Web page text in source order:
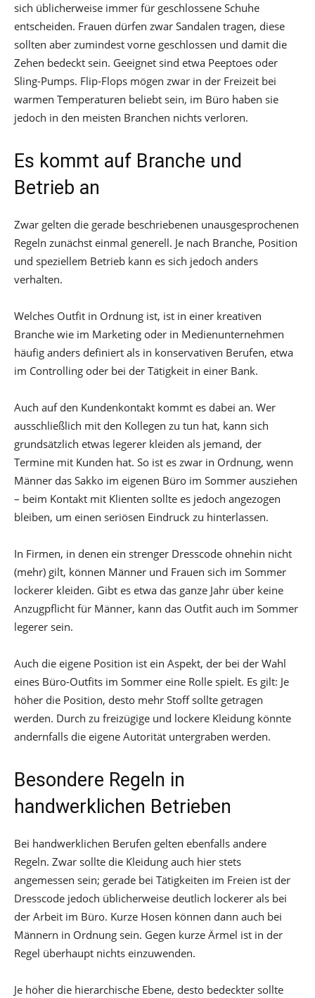
sich üblicherweise immer für geschlossene Schuhe
entscheiden. Frauen dürfen zwar Sandalen tragen, diese
sollten aber zumindest vorne geschlossen und damit die
Zehen bedeckt sein. Geeignet sind etwa Peeptoes oder
Sling-Pumps. Flip-Flops mögen zwar in der Freizeit bei
warmen Temperaturen beliebt sein, im Büro haben sie
jedoch in den meisten Branchen nichts verloren.
Es kommt auf Branche und
Betrieb an
Zwar gelten die gerade beschriebenen unausgesprochenen
Regeln zunächst einmal generell. Je nach Branche, Position
und speziellem Betrieb kann es sich jedoch anders
verhalten.
Welches Outfit in Ordnung ist, ist in einer kreativen
Branche wie im Marketing oder in Medienunternehmen
häufig anders definiert als in konservativen Berufen, etwa
im Controlling oder bei der Tätigkeit in einer Bank.
Auch auf den Kundenkontakt kommt es dabei an. Wer
ausschließlich mit den Kollegen zu tun hat, kann sich
grundsätzlich etwas legerer kleiden als jemand, der
Termine mit Kunden hat. So ist es zwar in Ordnung, wenn
Männer das Sakko im eigenen Büro im Sommer ausziehen
– beim Kontakt mit Klienten sollte es jedoch angezogen
bleiben, um einen seriösen Eindruck zu hinterlassen.
In Firmen, in denen ein strenger Dresscode ohnehin nicht
(mehr) gilt, können Männer und Frauen sich im Sommer
lockerer kleiden. Gibt es etwa das ganze Jahr über keine
Anzugpflicht für Männer, kann das Outfit auch im Sommer
legerer sein.
Auch die eigene Position ist ein Aspekt, der bei der Wahl
eines Büro-Outfits im Sommer eine Rolle spielt. Es gilt: Je
höher die Position, desto mehr Stoff sollte getragen
werden. Durch zu freizügige und lockere Kleidung könnte
andernfalls die eigene Autorität untergraben werden.
Besondere Regeln in
handwerklichen Betrieben
Bei handwerklichen Berufen gelten ebenfalls andere
Regeln. Zwar sollte die Kleidung auch hier stets
angemessen sein; gerade bei Tätigkeiten im Freien ist der
Dresscode jedoch üblicherweise deutlich lockerer als bei
der Arbeit im Büro. Kurze Hosen können dann auch bei
Männern in Ordnung sein. Gegen kurze Ärmel ist in der
Regel überhaupt nichts einzuwenden.
Je höher die hierarchische Ebene, desto bedeckter sollte